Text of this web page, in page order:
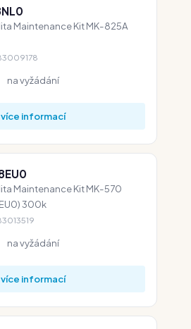
Maintenance Kit MK-825A
na vyžádání
více informací
Maintenance Kit MK-570
300k
na vyžádání
více informací